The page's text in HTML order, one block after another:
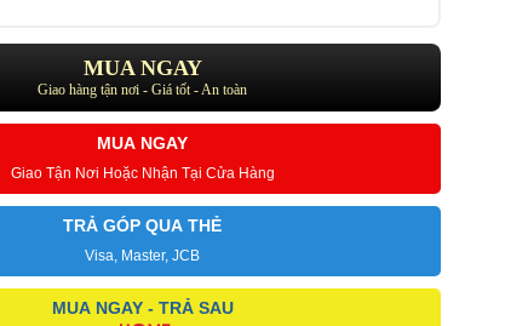
MUA NGAY
Giao hàng tận nơi - Giá tốt - An toàn
MUA NGAY
Giao Tận Nơi Hoặc Nhận Tại Cửa Hàng
TRẢ GÓP QUA THẺ
Visa, Master, JCB
MUA NGAY - TRẢ SAU